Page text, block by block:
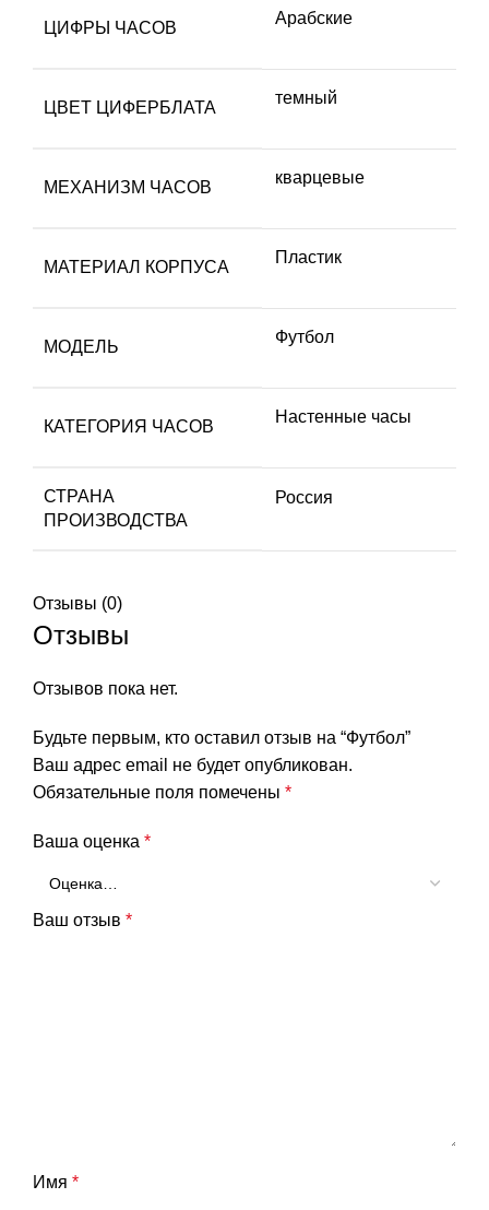
ЦИФРЫ ЧАСОВ
Арабские
ЦВЕТ ЦИФЕРБЛАТА
темный
МЕХАНИЗМ ЧАСОВ
кварцевые
МАТЕРИАЛ КОРПУСА
Пластик
МОДЕЛЬ
Футбол
КАТЕГОРИЯ ЧАСОВ
Настенные часы
СТРАНА
ПРОИЗВОДСТВА
Россия
Отзывы (0)
Отзывы
Отзывов пока нет.
Будьте первым, кто оставил отзыв на “Футбол”
Ваш адрес email не будет опубликован.
Обязательные поля помечены *
Ваша оценка *
Ваш отзыв *
Имя *